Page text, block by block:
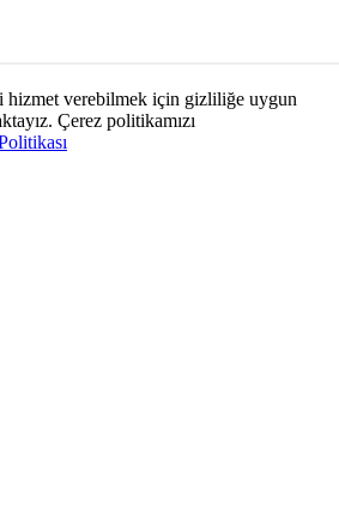
hizmet verebilmek için gizliliğe uygun
Çerez politikamızı